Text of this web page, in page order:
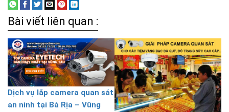
Bài viết liên quan :
Dịch vụ lắp camera quan sát
an ninh tại Bà Rịa – Vũng